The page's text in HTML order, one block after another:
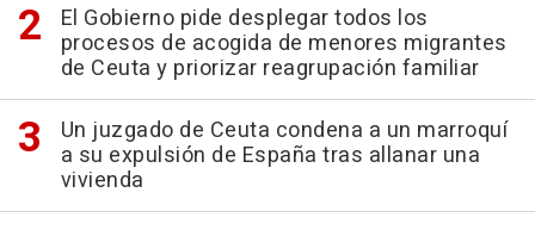
El Gobierno pide desplegar todos los
procesos de acogida de menores migrantes
de Ceuta y priorizar reagrupación familiar
Un juzgado de Ceuta condena a un marroquí
a su expulsión de España tras allanar una
vivienda